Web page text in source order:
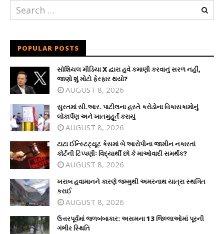
POPULAR POSTS
સોશિયલ મીડિયા X દ્વારા હવે કમાણી કરવાનું સરળ નહીં,
જાણો શું મોટો ફેરફાર થયો?
AUGUST 8, 2026
સુરતમાં સી.આર. પાટીલના હસ્તે કરોડોના વિકાસકામોનું
લોકાર્પણ અને ખાતમુહૂર્ત કરાયું
AUGUST 8, 2026
ટાટા ઈન્સ્ટિટ્યૂટ કેસમાં બે આરોપીના જામીન નકારતાં
કોર્ટની ટિપ્પણીઃ વિદ્યાર્થી છો કે માઓવાદી સમર્થક?
AUGUST 8, 2026
ખરાબ હવામાનને કારણે જમ્મુથી અમરનાથ યાત્રા સ્થગિત
કરાઈ
AUGUST 8, 2026
ઉત્તરપૂર્વમાં જળબંબાકાર: અસમના 13 જિલ્લાઓમાં પૂરની
ગંભીર સ્થિતિ